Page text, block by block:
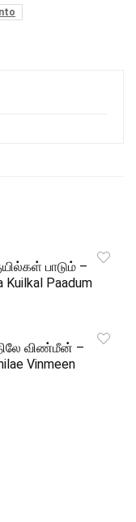
பாடும் –
Kuilkal Paadum
விண்மீன் –
Vinmeen